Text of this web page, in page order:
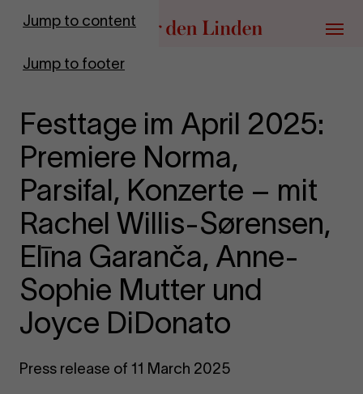
Jump to content
Jump to footer
Go to homepage
Menu
Festtage im April 2025:
Premiere Norma,
Parsifal, Konzerte – mit
Rachel Willis-Sørensen,
Elīna Garanča, Anne-
Sophie Mutter und
Joyce DiDonato
Press release of 11 March 2025